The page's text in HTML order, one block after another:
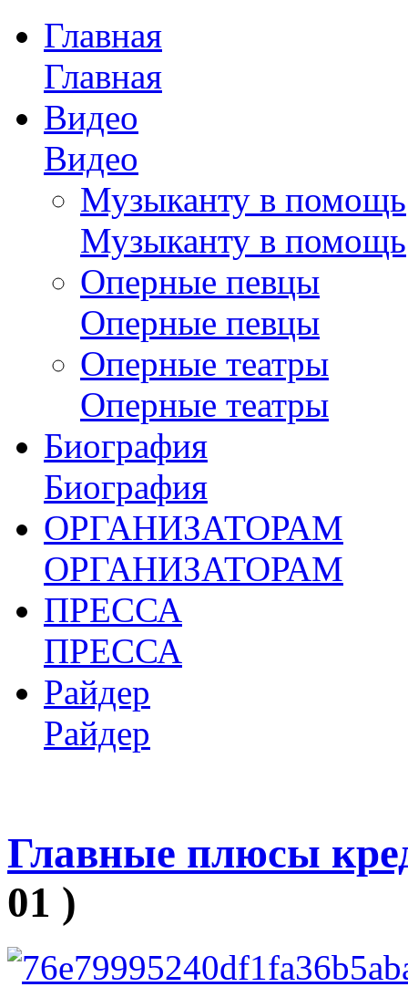
Главная
Главная
Видео
Видео
Музыканту в помощь
Музыканту в помощь
Оперные певцы
Оперные певцы
Оперные театры
Оперные театры
Биография
Биография
ОРГАНИЗАТОРАМ
ОРГАНИЗАТОРАМ
ПРЕССА
ПРЕССА
Райдер
Райдер
Главные плюсы
01 )